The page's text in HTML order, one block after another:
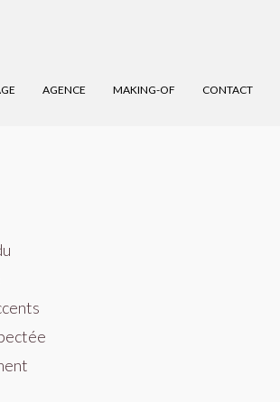
AGENCE MAKING-OF CONTACT